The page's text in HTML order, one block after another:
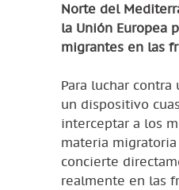
Norte del
la Unión Europea
migrantes en las
Para luchar
un dispositivo
interceptar a los
materia
concierte
realmente en las